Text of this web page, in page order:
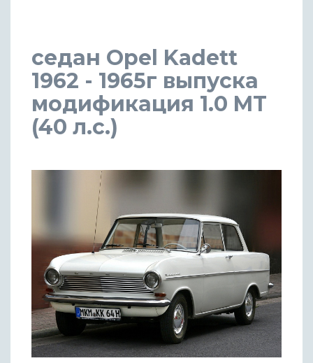
седан Opel Kadett
1962 - 1965г выпуска
модификация 1.0 MT
(40 л.с.)